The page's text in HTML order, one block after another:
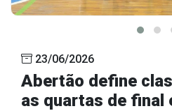
23/06/2026
Abertão define
as quartas de final